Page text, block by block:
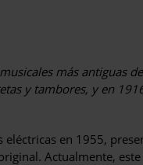
más antiguas
y tambores, y en
en 1955,
Actualmente,